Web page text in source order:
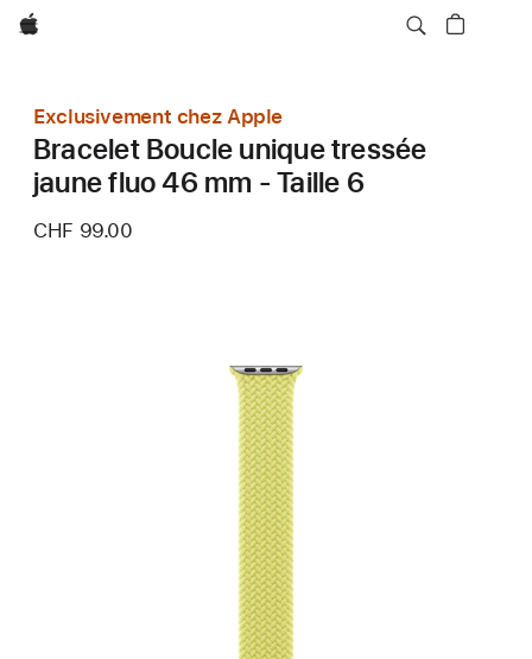
Apple
Exclusivement chez Apple
Bracelet Boucle unique tressée
jaune fluo 46 mm - Taille 6
CHF 99.00